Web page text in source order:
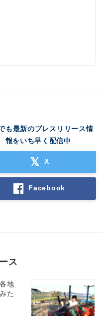
も最新のプレスリリース情
報をいち早く配信中
X
Facebook
ス
地
た